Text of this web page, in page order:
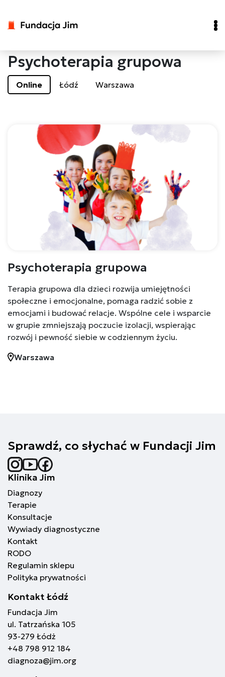
ADHD u osób dorosłych
autyzmu u dzieci
autyzmu u osób
diagnostyczne
Psychoterapia grupowa
Online Łódź Warszawa
Psychoterapia grupowa
Terapia grupowa dla dzieci rozwija umiejętności
społeczne i emocjonalne, pomaga radzić sobie z
emocjami i budować relacje. Wspólne cele i wsparcie
w grupie zmniejszają poczucie izolacji, wspierając
rozwój i pewność siebie w codziennym życiu.
Warszawa
Klinika Jim
Diagnozy
Terapie
Konsultacje
Wywiady diagnostyczne
Kontakt
RODO
Regulamin sklepu
Polityka prywatności
Kontakt Łódź
Fundacja Jim
ul. Tatrzańska 105
93-279 Łódż
+48 798 912 184
diagnoza@jim.org
Sprawdź, co słychać w Fundacji Jim